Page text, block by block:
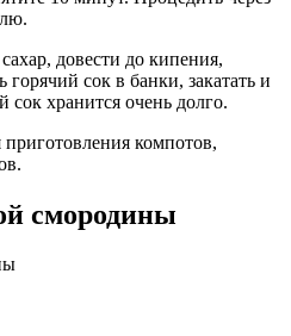
довести до кипения,
сок в банки, закатать и
сок хранится очень долго.
компотов,
смородины